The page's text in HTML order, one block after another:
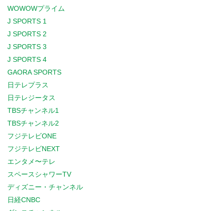
WOWOWプライム
J SPORTS 1
J SPORTS 2
J SPORTS 3
J SPORTS 4
GAORA SPORTS
日テレプラス
日テレジータス
TBSチャンネル1
TBSチャンネル2
フジテレビONE
フジテレビNEXT
エンタメ〜テレ
スペースシャワーTV
ディズニー・チャンネル
日経CNBC